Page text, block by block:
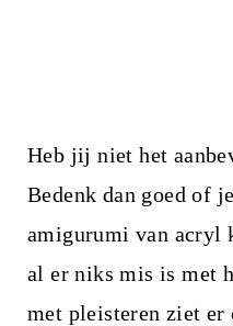
Heb jij niet het
Bedenk dan goed of
amigurumi van acryl
al er niks mis is met
met pleisteren ziet er